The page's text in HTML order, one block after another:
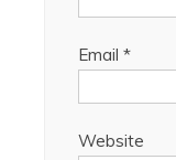
Email *
Website